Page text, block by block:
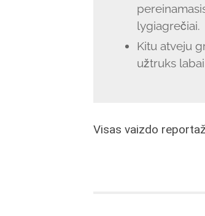
lygiagrečiai.
Kitu atveju
užtruks
Visas vaizdo